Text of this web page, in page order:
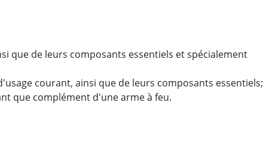
que de leurs composants essentiels et spécialement
courant, ainsi que de leurs composants essentiels;
que complément d'une arme à feu.